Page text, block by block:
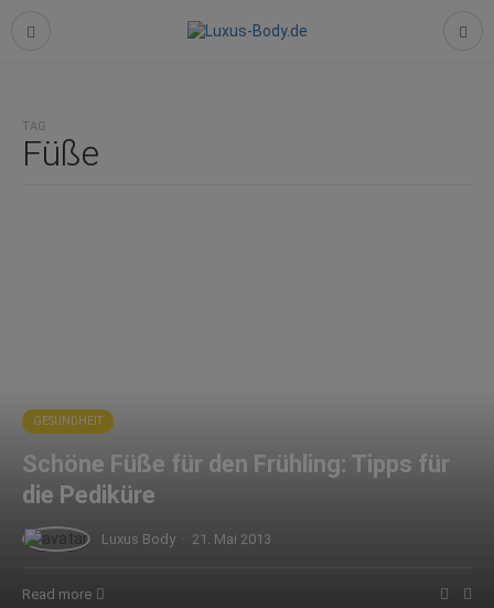
TAG
Füße
GESUNDHEIT
Schöne Füße für den Frühling: Tipps für
die Pediküre
Luxus Body · 21. Mai 2013
Read more